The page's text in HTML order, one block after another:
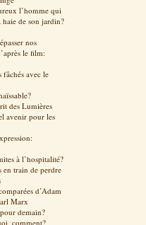
l’homme qui
haie de son jardin?
nos
le film:
fâchés avec le
des Lumières
avenir pour les
à l’hospitalité?
en train de perdre
d’Adam
Marx
demain?
comment?